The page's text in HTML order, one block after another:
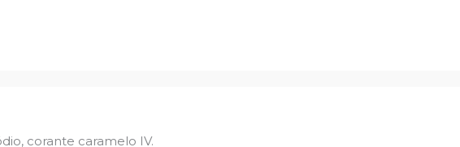
corante caramelo IV.